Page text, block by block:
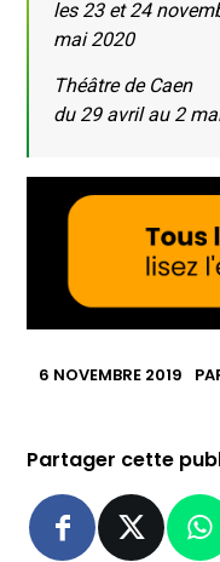
les 23 et 24
mai 2020
Théâtre de Caen
du 29 avril au 2
6 NOVEMBRE 2019
Partager cette